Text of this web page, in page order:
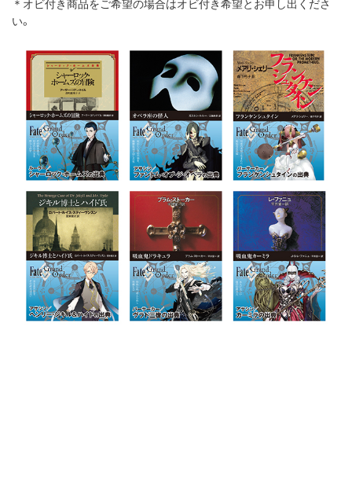
＊オビ付き商品をご希望の場合はオビ付き希望とお申し出くださ
い。